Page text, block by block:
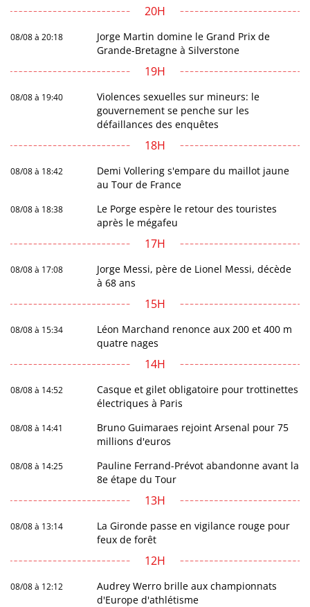
20H
08/08 à 20:18
Jorge Martin domine le Grand Prix de
Grande-Bretagne à Silverstone
19H
08/08 à 19:40
Violences sexuelles sur mineurs: le
gouvernement se penche sur les
défaillances des enquêtes
18H
08/08 à 18:42
Demi Vollering s'empare du maillot jaune
au Tour de France
08/08 à 18:38
Le Porge espère le retour des touristes
après le mégafeu
17H
08/08 à 17:08
Jorge Messi, père de Lionel Messi, décède
à 68 ans
15H
08/08 à 15:34
Léon Marchand renonce aux 200 et 400 m
quatre nages
14H
08/08 à 14:52
Casque et gilet obligatoire pour trottinettes
électriques à Paris
08/08 à 14:41
Bruno Guimaraes rejoint Arsenal pour 75
millions d'euros
08/08 à 14:25
Pauline Ferrand-Prévot abandonne avant la
8e étape du Tour
13H
08/08 à 13:14
La Gironde passe en vigilance rouge pour
feux de forêt
12H
08/08 à 12:12
Audrey Werro brille aux championnats
d'Europe d'athlétisme